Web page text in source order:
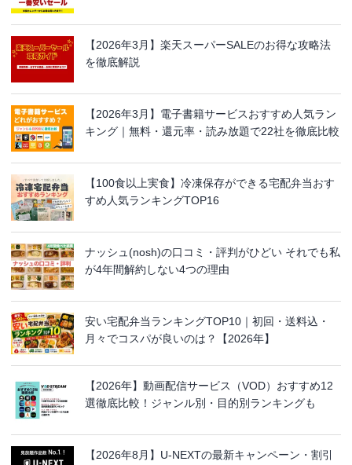
【2026年3月】楽天スーパーSALEのお得な攻略法
を徹底解説
【2026年3月】電子書籍サービスおすすめ人気ラン
キング｜無料・還元率・読み放題で22社を徹底比較
【100食以上実食】冷凍保存ができる宅配弁当おす
すめ人気ランキングTOP16
ナッシュ(nosh)の口コミ・評判がひどい それでも私
が4年間解約しない4つの理由
安い宅配弁当ランキングTOP10｜初回・送料込・
月々でコスパが良いのは？【2026年】
【2026年】動画配信サービス（VOD）おすすめ12
選徹底比較！ジャンル別・目的別ランキングも
【2026年8月】U-NEXTの最新キャンペーン・割引